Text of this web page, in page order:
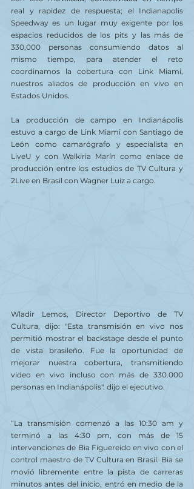
real y rapidez de respuesta; el Indianapolis
Speedway es un lugar muy exigente por los
espacios reducidos de los pits y las más de
330,000 personas consumiendo datos al
mismo tiempo, para atender el reto
coordinamos la cobertura con Link Miami,
nuestros aliados de producción en vivo en
Estados Unidos.
La producción de campo en Indianápolis
estuvo a cargo de Link Miami con Santiago de
León como camarógrafo y especialista en
LiveU y con Walkiria Marín como enlace de
producción entre los estudios de TV Cultura y
2Live en Brasil con Wagner Luiz a cargo.
Wladir Lemos, Director Deportivo de TV
Cultura, dijo: "Esta transmisión en vivo nos
permitió mostrar el backstage desde el punto
de vista brasileño. Fue la oportunidad de
mejorar nuestra cobertura, transmitiendo
video en vivo incluso con más de 330.000
personas en Indianápolis". dijo el ejecutivo.
“La transmisión comenzó a las 10:30 am y
terminó a las 4:30 pm, con más de 15
intervenciones de Bia Figuereido en vivo con el
control maestro de TV Cultura en Brasil. Bia se
movió libremente entre la pista de carreras
minutos antes del inicio, entró en medio de la